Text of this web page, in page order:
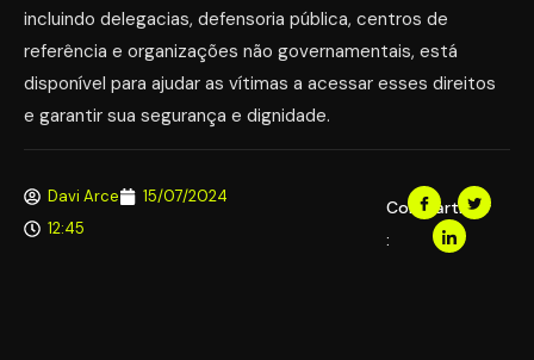
incluindo delegacias, defensoria pública, centros de
referência e organizações não governamentais, está
disponível para ajudar as vítimas a acessar esses direitos
e garantir sua segurança e dignidade.
Davi Arce
15/07/2024
12:45
Compartilhar
: